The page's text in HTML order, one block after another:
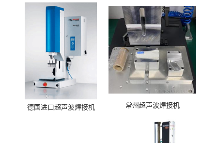
德国进口超声波焊接机 常州超声波焊接机